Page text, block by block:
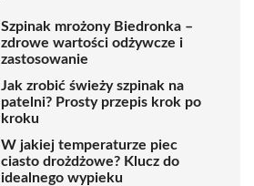
Szpinak mrożony Biedronka –
zdrowe wartości odżywcze i
zastosowanie
Jak zrobić świeży szpinak na
patelni? Prosty przepis krok po
kroku
W jakiej temperaturze piec
ciasto drożdżowe? Klucz do
idealnego wypieku